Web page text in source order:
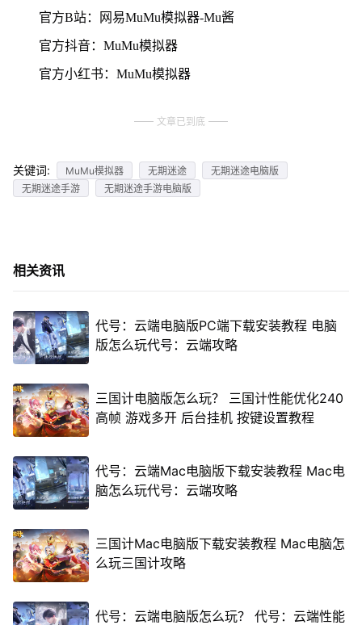
官方B站：网易MuMu模拟器-Mu酱
官方抖音：MuMu模拟器
官方小红书：MuMu模拟器
文章已到底
关键词: MuMu模拟器 无期迷途
无期迷途电脑版
无期迷途手游
无期迷途手游电脑版
相关资讯
代号：云端电脑版PC端下载安装教程 电脑
版怎么玩代号：云端攻略
三国计电脑版怎么玩？ 三国计性能优化240
高帧 游戏多开 后台挂机 按键设置教程
代号：云端Mac电脑版下载安装教程 Mac电
脑怎么玩代号：云端攻略
三国计Mac电脑版下载安装教程 Mac电脑怎
么玩三国计攻略
代号：云端电脑版怎么玩？ 代号：云端性能